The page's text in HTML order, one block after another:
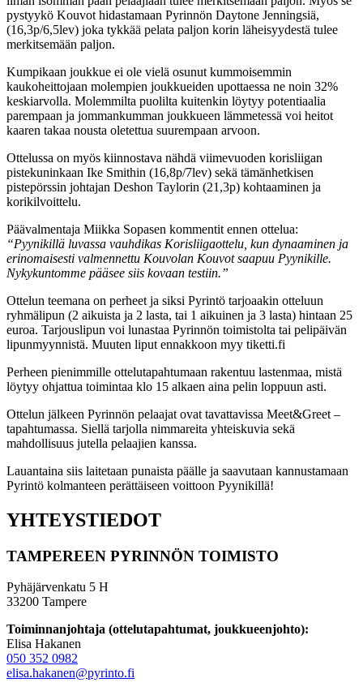
pystyykö Kouvot hidastamaan Pyrinnön Daytone Jenningsiä,
(16,3p/6,5lev) joka tykkää pelata paljon korin läheisyydestä tulee
merkitsemään paljon.
Kumpikaan joukkue ei ole vielä osunut kummoisemmin
kaukoheittojaan molempien joukkueiden upottaessa ne noin 32%
keskiarvolla. Molemmilta puolilta kuitenkin löytyy potentiaalia
parempaan ja jommankumman joukkueen lämmetessä voi heitot
kaaren takaa nousta oletettua suurempaan arvoon.
Ottelussa on myös kiinnostava nähdä viimevuoden korisliigan
pistekuninkaan Ike Smithin (16,8p/7lev) sekä tämänhetkisen
pistepörssin johtajan Deshon Taylorin (21,3p) kohtaaminen ja
korikilvoittelu.
Päävalmentaja Miikka Sopasen kommentit ennen ottelua:
“Pyynikillä luvassa vauhdikas Korisliigaottelu, kun dynaaminen ja
erinomaisesti valmennettu Kouvolan Kouvot saapuu Pyynikille.
Nykykuntomme pääsee siis kovaan testiin.”
Ottelun teemana on perheet ja siksi Pyrintö tarjoaakin otteluun
ryhmälipun (2 aikuista ja 2 lasta, tai 1 aikuinen ja 3 lasta) hintaan 25
euroa. Tarjouslipun voi lunastaa Pyrinnön toimistolta tai pelipäivän
lipunmyynnistä. Muuten liput ennakkoon myy tiketti.fi
Perheen pienimmille ottelutapahtumaan rakentuu lastenmaa, mistä
löytyy ohjattua toimintaa klo 15 alkaen aina pelin loppuun asti.
Ottelun jälkeen Pyrinnön pelaajat ovat tavattavissa Meet&Greet –
tapahtumassa. Siellä tarjolla nimmareita yhteiskuvia sekä
mahdollisuus jutella pelaajien kanssa.
Lauantaina siis laitetaan punaista päälle ja saavutaan kannustamaan
Pyrintö kolmanteen perättäiseen voittoon Pyynikillä!
YHTEYSTIEDOT
TAMPEREEN PYRINNÖN TOIMISTO
Pyhäjärvenkatu 5 H
33200 Tampere
Toiminnanjohtaja (ottelutapahtumat, joukkueenjohto):
Elisa Hakanen
050 352 0982
elisa.hakanen@pyrinto.fi